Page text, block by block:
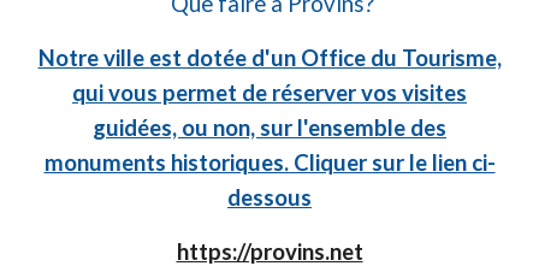
Notre ville est dotée d'un Office du Tourisme,
qui vous permet de réserver vos visites
guidées, ou non, sur l'ensemble des
monuments historiques. Cliquer sur le lien ci-
dessous
https://provins.net